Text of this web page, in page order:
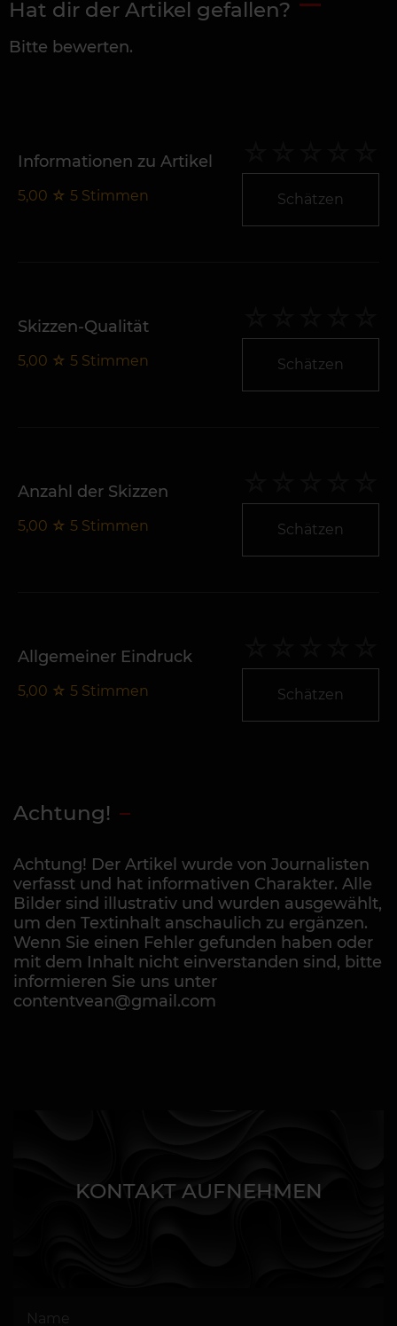
Hat dir der Artikel gefallen?
Bitte bewerten.
Informationen zu Artikel
5,00 ☆ 5 Stimmen Schätzen
Skizzen-Qualität
5,00 ☆ 5 Stimmen Schätzen
Anzahl der Skizzen
5,00 ☆ 5 Stimmen Schätzen
Allgemeiner Eindruck
5,00 ☆ 5 Stimmen Schätzen
Achtung!
Achtung! Der Artikel wurde von Journalisten
verfasst und hat informativen Charakter. Alle
Bilder sind illustrativ und wurden ausgewählt,
um den Textinhalt anschaulich zu ergänzen.
Wenn Sie einen Fehler gefunden haben oder
mit dem Inhalt nicht einverstanden sind, bitte
informieren Sie uns unter
contentvean@gmail.com
KONTAKT AUFNEHMEN